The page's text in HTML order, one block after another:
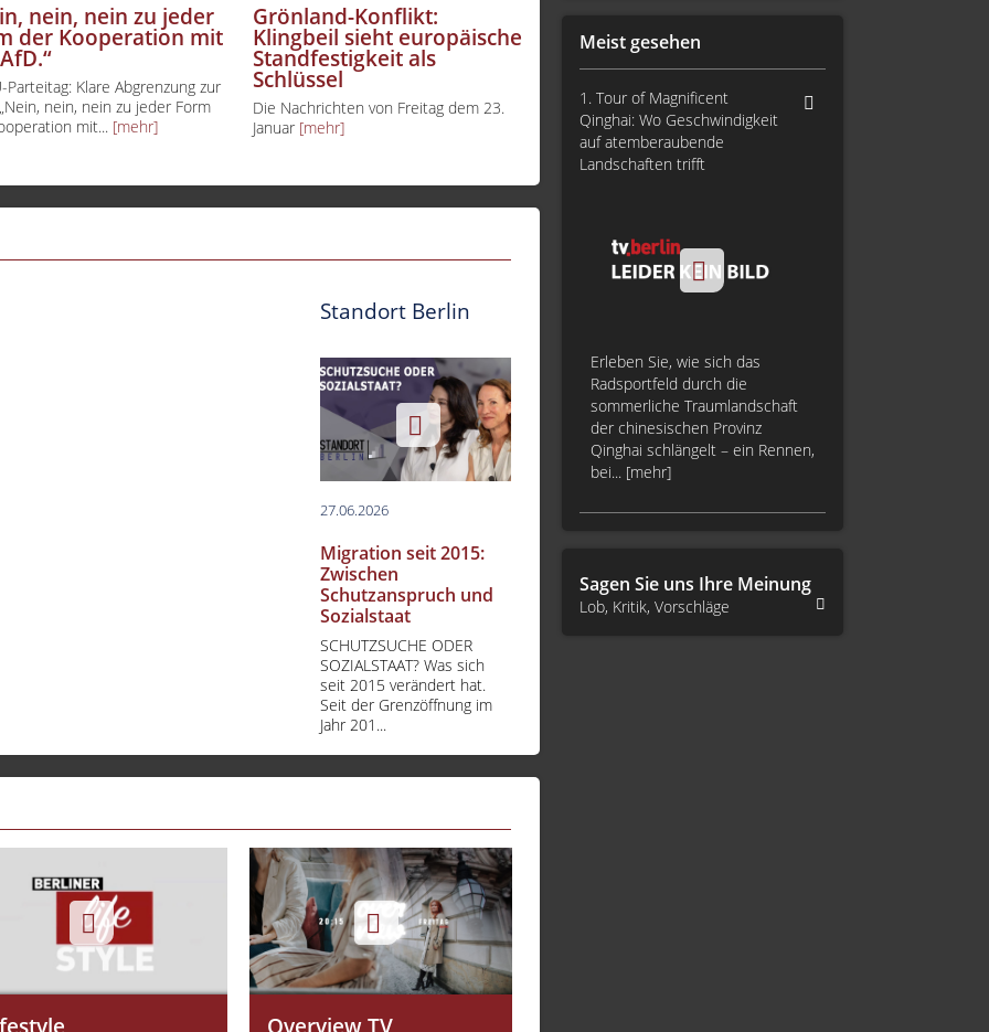
nein, nein zu jeder
der Kooperation mit
Parteitag: Klare Abgrenzung zur
nein, nein zu jeder Form
mit... [mehr]
Grönland-Konflikt:
Klingbeil sieht europäische
Standfestigkeit als
Schlüssel
Die Nachrichten von Freitag dem 23.
Januar [mehr]
Standort Berlin
27.06.2026
Migration seit 2015:
Zwischen
Schutzanspruch und
Sozialstaat
SCHUTZSUCHE ODER
SOZIALSTAAT? Was sich
seit 2015 verändert hat.
Seit der Grenzöffnung im
Jahr 201...
Meist gesehen
1. Tour of Magnificent
Qinghai: Wo Geschwindigkeit
auf atemberaubende
Landschaften trifft
Erleben Sie, wie sich das
Radsportfeld durch die
sommerliche Traumlandschaft
der chinesischen Provinz
Qinghai schlängelt – ein Rennen,
bei... [mehr]
Sagen Sie uns Ihre Meinung
Lob, Kritik, Vorschläge